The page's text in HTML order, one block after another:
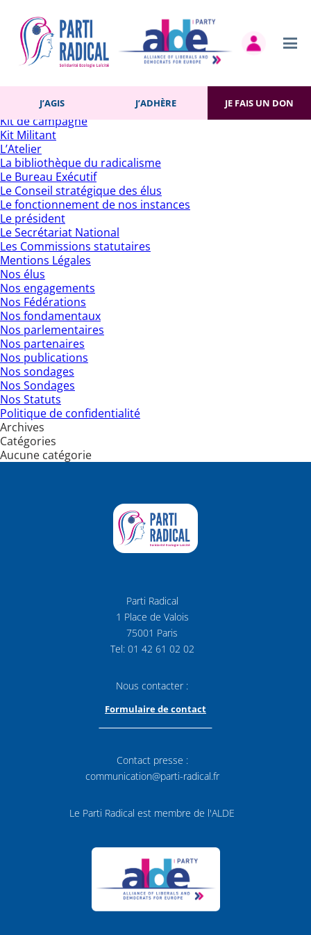
J’AGIS J’ADHÈRE JE FAIS UN DON
Pages
Accueil
Actualités
Contact
J’adhère
Kit de campagne
Kit Militant
L’Atelier
La bibliothèque du radicalisme
Le Bureau Exécutif
Le Conseil stratégique des élus
Le fonctionnement de nos instances
Le président
Le Secrétariat National
Les Commissions statutaires
Mentions Légales
Nos élus
Nos engagements
Nos Fédérations
Nos fondamentaux
Nos parlementaires
Nos partenaires
Nos publications
Nos sondages
Nos Sondages
Nos Statuts
Politique de confidentialité
Archives
Catégories
Aucune catégorie
Parti Radical
1 Place de Valois
75001 Paris
Tel: 01 42 61 02 02
Nous contacter :
Formulaire de contact
Contact presse :
communication@parti-radical.fr
Le Parti Radical est membre de l'ALDE